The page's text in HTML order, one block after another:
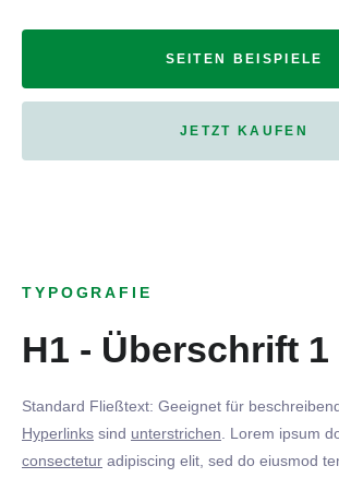
SEITEN BEISPIELE
JETZT KAUFEN
TYPOGRAFIE
H1 - Überschrift 1
Standard Fließtext: Geeignet für
Hyperlinks sind unterstrichen . Lorem ipsum
consectetur adipiscing elit, sed do eiusmod